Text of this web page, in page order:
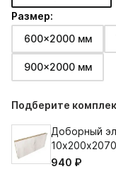
Размер:
600x2000 мм
900x2000 мм
Подберите
Доборный
10х200х2070
940 ₽